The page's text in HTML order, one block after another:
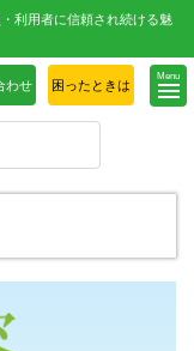
利用者に信頼され続ける魅
Menu
わせ 困ったときは